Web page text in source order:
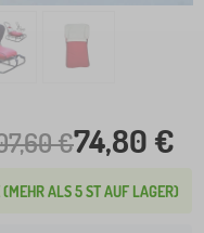
€74,80 €
ALS 5 ST AUF LAGER)